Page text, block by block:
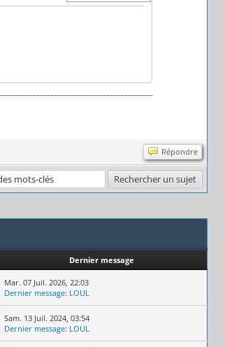
Répondre
Dernier message
Mar. 07 Juil. 2026, 22:03
Dernier message: LOUL
Sam. 13 Juil. 2024, 03:54
Dernier message: LOUL